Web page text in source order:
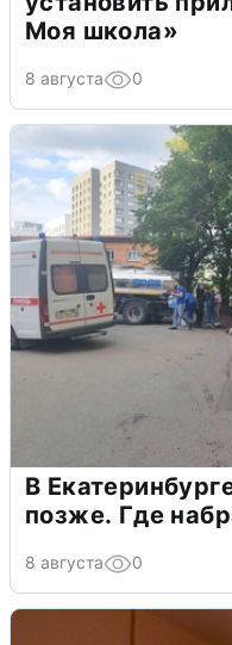
Моя школа»
8 августа 0
В
позже. Где
8 августа 0